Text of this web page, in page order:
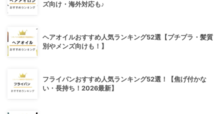
ズ向け・海外対応も♪
ヘアオイルおすすめ人気ランキング52選【プチプラ・髪質
別やメンズ向けも！】
フライパンおすすめ人気ランキング52選！【焦げ付かな
い・長持ち！2026最新】